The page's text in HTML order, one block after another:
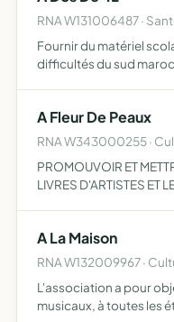
RNA W131006487 ·
Fournir du matériel
difficultés du sud
A Fleur De Peaux
RNA W343000255 ·
PROMOUVOIR ET
LIVRES D'ARTISTES ET
A La Maison
RNA W132009967 ·
L'association a pour
musicaux, à toutes les